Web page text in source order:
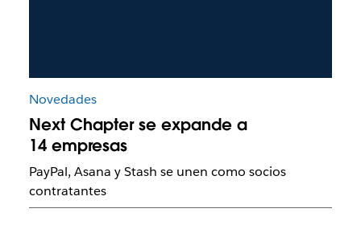
Novedades
Next Chapter se expande a
14 empresas
PayPal, Asana y Stash se unen como socios
contratantes